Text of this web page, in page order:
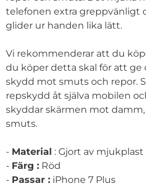
telefonen extra greppvänligt
glider ur handen lika lätt.
Vi rekommenderar att du
du köper detta skal för att
skydd mot smuts och repor.
repskydd åt själva mobilen
skyddar skärmen mot
smuts.
- Material : Gjort av mjukplast
- Färg : Röd
- Passar : iPhone 7 Plus